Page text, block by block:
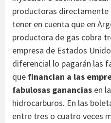
productoras directamente
tener en cuenta que en
productora de gas cobra
empresa de Estados
diferencial lo pagarán las
que financian a las
fabulosas ganancias en
hidrocarburos. En las
entre tres o cuatro veces